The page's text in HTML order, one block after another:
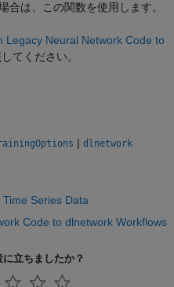
合は、この関数を使用します。
Legacy Neural Network Code to
てください。
| dlnetwork
Series Data
Code to dlnetwork Workflows
立ちましたか？